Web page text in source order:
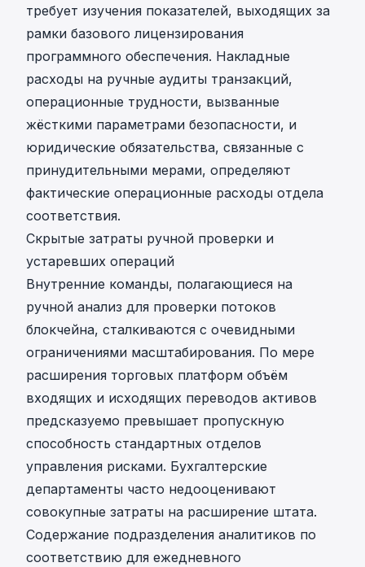
требует изучения показателей, выходящих за
рамки базового лицензирования
программного обеспечения. Накладные
расходы на ручные аудиты транзакций,
операционные трудности, вызванные
жёсткими параметрами безопасности, и
юридические обязательства, связанные с
принудительными мерами, определяют
фактические операционные расходы отдела
соответствия.
Скрытые затраты ручной проверки и
устаревших операций
Внутренние команды, полагающиеся на
ручной анализ для проверки потоков
блокчейна, сталкиваются с очевидными
ограничениями масштабирования. По мере
расширения торговых платформ объём
входящих и исходящих переводов активов
предсказуемо превышает пропускную
способность стандартных отделов
управления рисками. Бухгалтерские
департаменты часто недооценивают
совокупные затраты на расширение штата.
Содержание подразделения аналитиков по
соответствию для ежедневного